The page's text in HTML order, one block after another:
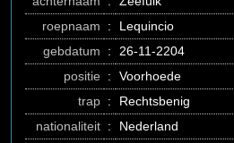
roepnaam
:
Lequincio
gebdatum
:
26-11-2204
positie :
Voorhoede
trap :
Rechtsbenig
nationaliteit :
Nederland